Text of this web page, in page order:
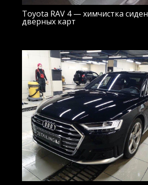
Toyota RAV 4 — химчистка
дверных карт